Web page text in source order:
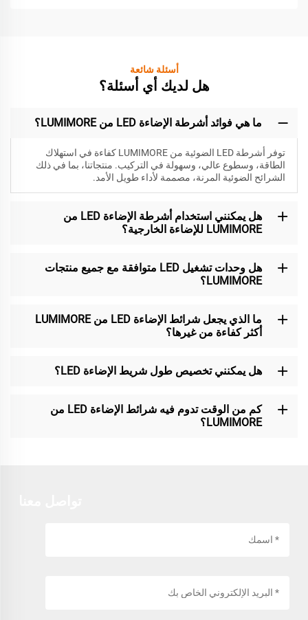
أسئلة شائعة
هل لديك أي أسئلة؟
ما هي فوائد أشرطة الإضاءة LED من LUMIMORE؟
توفر أشرطة LED الضوئية من LUMIMORE كفاءة في استهلاك
الطاقة، وسطوع عالي، وسهولة في التركيب. منتجاتنا، بما في ذلك
الشرائح الضوئية المرنة، مصممة لأداء طويل الأمد.
هل يمكنني استخدام أشرطة الإضاءة LED من
LUMIMORE للإضاءة الخارجية؟
هل وحدات تشغيل LED متوافقة مع جميع منتجات
LUMIMORE؟
ما الذي يجعل شرائط الإضاءة LED من LUMIMORE
أكثر كفاءة من غيرها؟
هل يمكنني تخصيص طول شريط الإضاءة LED؟
كم من الوقت تدوم فيه شرائط الإضاءة LED من
LUMIMORE؟